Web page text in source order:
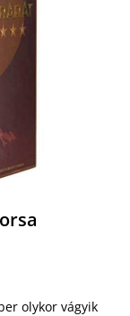
olykor vágyik